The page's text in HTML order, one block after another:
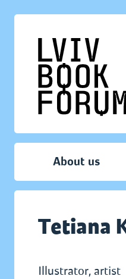
About us
Tetiana
Illustrator, artist